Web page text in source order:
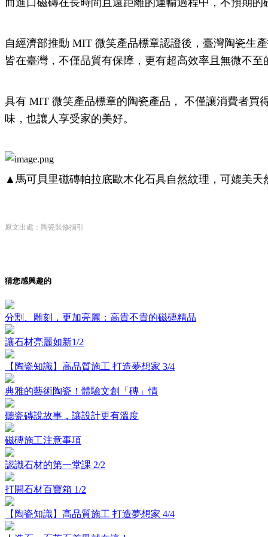
自經濟部推動 MIT 微笑產品標章認證後，臺灣陶瓷生
皆在臺灣，不僅品質有保障，更有超高效率且無微不
具有 MIT 微笑產品標章的陶瓷產品， 不僅讓消費者買
味，也讓人享受家的美好。
▲馬可貝里磁磚帕拉底歐木化石具自然紋理，可媲美天
原文出處：陶瓷裝修指引
猜您感興趣的
分割、雕刻，更加亮麗：高貴不貴的磁磚精品
讓石材亮麗如新1/2
【陶瓷知識】高品質施工 打造夢想家 3/4
典雅的藝術陶瓷！體驗文創「磚」情
聽瓷磚說故事，讓設計更有溫度
磁磚施工注意事項
認識石材的第一堂課 2/2
打開石材百寶箱 1/2
【陶瓷知識】高品質施工 打造夢想家 4/4